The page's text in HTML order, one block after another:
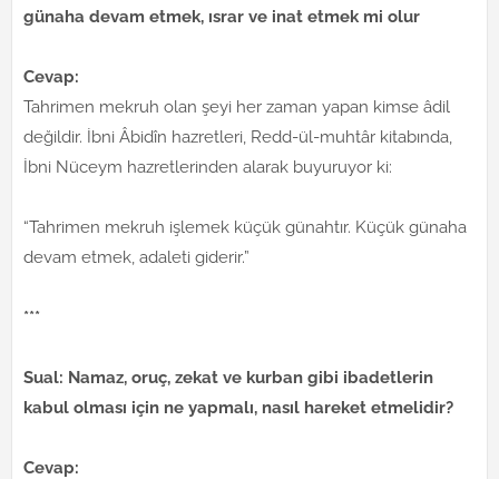
günaha devam etmek, ısrar ve inat etmek mi olur
Cevap:
Tahrimen mekruh olan şeyi her zaman yapan kimse âdil
değildir. İbni Âbidîn hazretleri, Redd-ül-muhtâr kitabında,
İbni Nüceym hazretlerinden alarak buyuruyor ki:
“Tahrimen mekruh işlemek küçük günahtır. Küçük günaha
devam etmek, adaleti giderir.”
***
Sual: Namaz, oruç, zekat ve kurban gibi ibadetlerin
kabul olması için ne yapmalı, nasıl hareket etmelidir?
Cevap: